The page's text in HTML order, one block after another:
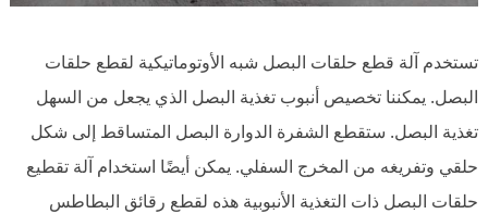
تستخدم آلة قطع حلقات البصل شبه الأوتوماتيكية لقطع حلقات
البصل. يمكننا تخصيص أنبوب تغذية البصل الذي يجعل من السهل
تغذية البصل. ستقطع الشفرة الدوارة البصل المتساقط إلى شكل
حلقي وتفريغه من المخرج السفلي. يمكن أيضًا استخدام آلة تقطيع
حلقات البصل ذات التغذية الأنبوبية هذه لقطع رقائق البطاطس